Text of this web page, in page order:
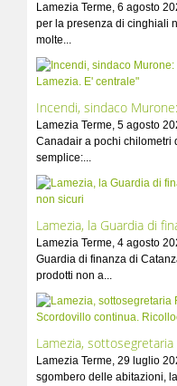
Lamezia Terme, 6 agosto
per la presenza di cinghiali
molte...
Incendi, sindaco
Lamezia Terme, 5 agosto
Canadair a pochi chilometri
semplice:...
Lamezia, la Guardia di
Lamezia Terme, 4 agosto
Guardia di finanza di
prodotti non a...
Lamezia,
Lamezia Terme, 29 luglio
sgombero delle abitazioni,